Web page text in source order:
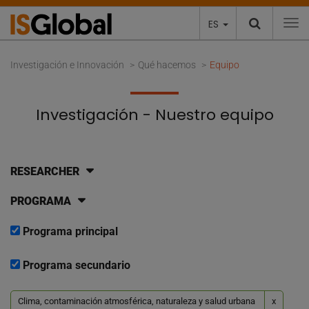
ES
Investigación e Innovación Qué hacemos Equipo
Investigación - Nuestro equipo
RESEARCHER
PROGRAMA
Programa principal
Programa secundario
Clima, contaminación atmosférica, naturaleza y salud urbana x